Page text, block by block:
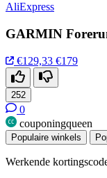
AliExpress
GARMIN
€129,33 €179
252
0
couponingqueen
Populaire winkels
Werkende